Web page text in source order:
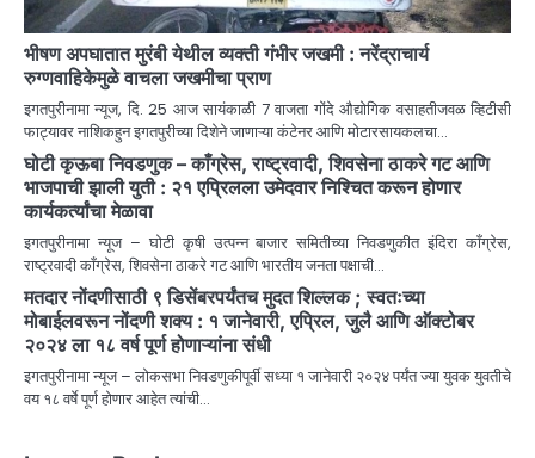
भीषण अपघातात मुरंबी येथील व्यक्ती गंभीर जखमी : नरेंद्राचार्य
रुग्णवाहिकेमुळे वाचला जखमीचा प्राण
इगतपुरीनामा न्यूज, दि. 25 आज सायंकाळी 7 वाजता गोंदे औद्योगिक वसाहतीजवळ व्हिटीसी
फाट्यावर नाशिकहुन इगतपुरीच्या दिशेने जाणाऱ्या कंटेनर आणि मोटारसायकलचा…
घोटी कृऊबा निवडणुक – काँग्रेस, राष्ट्रवादी, शिवसेना ठाकरे गट आणि
भाजपाची झाली युती : २१ एप्रिलला उमेदवार निश्चित करून होणार
कार्यकर्त्यांचा मेळावा
इगतपुरीनामा न्यूज – घोटी कृषी उत्पन्न बाजार समितीच्या निवडणुकीत इंदिरा काँग्रेस,
राष्ट्रवादी काँग्रेस, शिवसेना ठाकरे गट आणि भारतीय जनता पक्षाची…
मतदार नोंदणीसाठी ९ डिसेंबरपर्यंतच मुदत शिल्लक ; स्वतःच्या
मोबाईलवरून नोंदणी शक्य : १ जानेवारी, एप्रिल, जुलै आणि ऑक्टोबर
२०२४ ला १८ वर्ष पूर्ण होणाऱ्यांना संधी
इगतपुरीनामा न्यूज – लोकसभा निवडणुकीपूर्वी सध्या १ जानेवारी २०२४ पर्यंत ज्या युवक युवतीचे
वय १८ वर्षे पूर्ण होणार आहेत त्यांची…